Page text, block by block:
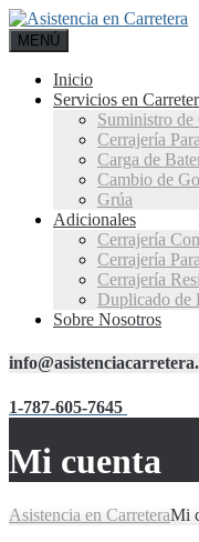
MENÚ
Inicio
Servicios en
Suministro de
Cerrajería
Carga de
Cambio de
Grúa
Adicionales
Cerrajería
Cerrajería
Cerrajería
Duplicado de
Sobre Nosotros
1-787-605-7645
Mi cuenta
Asistencia en CarreteraMi